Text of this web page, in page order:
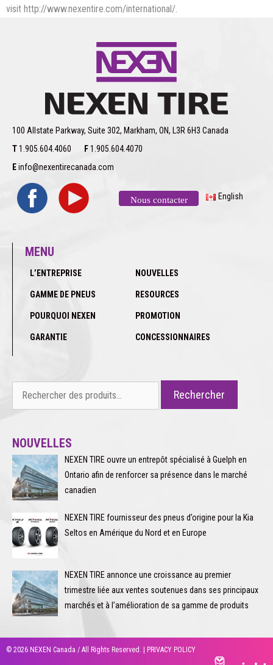
visit http://www.nexentire.com/international/.
100 Allstate Parkway, Suite 302, Markham, ON, L3R 6H3 Canada
T1.905.604.4060 F1.905.604.4070
Einfo@nexentirecanada.com
Nous contacter English
MENU
L’ENTREPRISE
GAMME DE PNEUS
POURQUOI NEXEN
GARANTIE
NOUVELLES
RESOURCES
PROMOTION
CONCESSIONNAIRES
Rechercher
NOUVELLES
NEXEN TIRE ouvre un entrepôt spécialisé à Guelph en
Ontario afin de renforcer sa présence dans le marché
canadien
NEXEN TIRE fournisseur des pneus d’origine pour la Kia
Seltos en Amérique du Nord et en Europe
NEXEN TIRE annonce une croissance au premier
trimestre liée aux ventes soutenues dans ses principaux
marchés et à l’amélioration de sa gamme de produits
© 2026 NEXEN Canada / All Rights Reserved. | PRIVACY POLICY